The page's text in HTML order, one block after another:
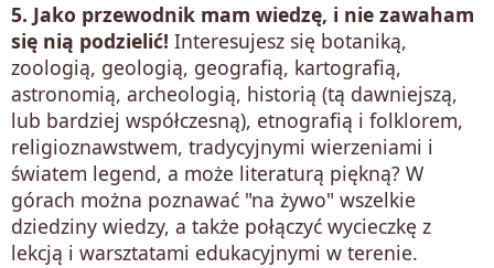
5. Jako przewodnik mam wiedzę, i nie zawaham
się nią podzielić! Interesujesz się botaniką,
zoologią, geologią, geografią, kartografią,
astronomią, archeologią, historią (tą dawniejszą,
lub bardziej współczesną), etnografią i folklorem,
religioznawstwem, tradycyjnymi wierzeniami i
światem legend, a może literaturą piękną? W
górach można poznawać "na żywo" wszelkie
dziedziny wiedzy, a także połączyć wycieczkę z
lekcją i warsztatami edukacyjnymi w terenie.